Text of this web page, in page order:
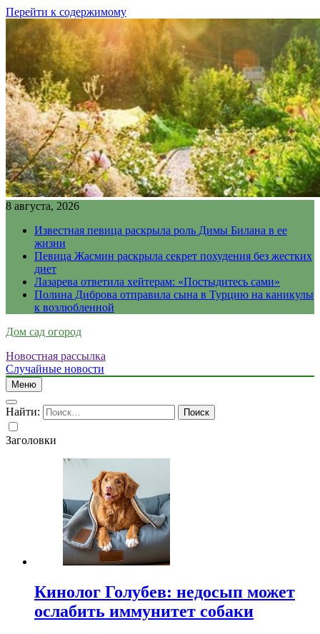
Перейти к содержимому
8 августа, 2026
Известная певица раскрыла роль Димы Билана в ее
жизни
Певица Жасмин раскрыла секрет похудения без жестких
диет
Лазарева ответила хейтерам: «Постыдитесь сами»
Полина Диброва отправила сына в Турцию на каникулы
к возлюбленной
Дом сад огород
Новостная рассылка
Случайные новости
Меню
Найти:
Заголовки
Кинолог Голубев: недосып может
ослабить иммунитет собаки